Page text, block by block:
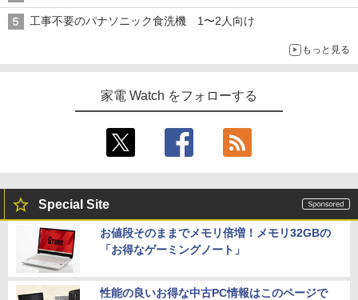
工事不要のパナソニック食洗機 1〜2人向け
もっと見る
家電 Watch をフォローする
Special Site
お値段そのままでメモリ倍増！メモリ32GBの
「お得なゲーミングノート」
性能の良いお得な中古PC情報はこのページで